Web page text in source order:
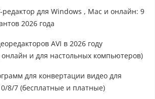
для Windows , Mac и онлайн: 9
2026 года
AVI в 2026 году
и для настольных компьютеров)
для конвертации видео для
8/7 (бесплатные и платные)